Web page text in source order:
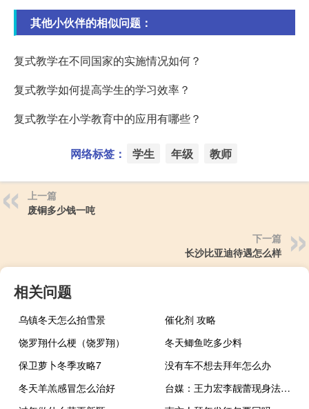
其他小伙伴的相似问题：
复式教学在不同国家的实施情况如何？
复式教学如何提高学生的学习效率？
复式教学在小学教育中的应用有哪些？
网络标签： 学生 年级 教师
上一篇
废铜多少钱一吨
下一篇
长沙比亚迪待遇怎么样
相关问题
乌镇冬天怎么拍雪景
催化剂 攻略
饶罗翔什么梗（饶罗翔）
冬天鲫鱼吃多少料
保卫萝卜冬季攻略7
没有车不想去拜年怎么办
冬天羊羔感冒怎么治好
台媒：王力宏李靓蕾现身法院处理离婚诉讼